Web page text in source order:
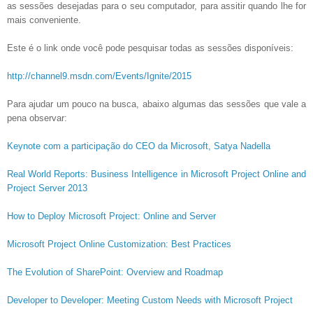
as sessões desejadas para o seu computador, para assitir quando lhe for
mais conveniente.
Este é o link onde você pode pesquisar todas as sessões disponíveis:
http://channel9.msdn.com/Events/Ignite/2015
Para ajudar um pouco na busca, abaixo algumas das sessões que vale a
pena observar:
Keynote com a participação do CEO da Microsoft, Satya Nadella
Real World Reports: Business Intelligence in Microsoft Project Online and
Project Server 2013
How to Deploy Microsoft Project: Online and Server
Microsoft Project Online Customization: Best Practices
The Evolution of SharePoint: Overview and Roadmap
Developer to Developer: Meeting Custom Needs with Microsoft Project